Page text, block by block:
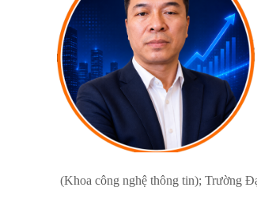
(Khoa công nghệ thông tin); Trường